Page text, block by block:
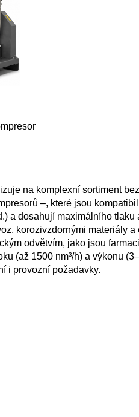
na komplexní sortiment
–, které jsou
a dosahují maximálního
korozivzdornými materiály
odvětvím, jako jsou
(až 1500 nm³/h) a výkonu
i provozní požadavky.